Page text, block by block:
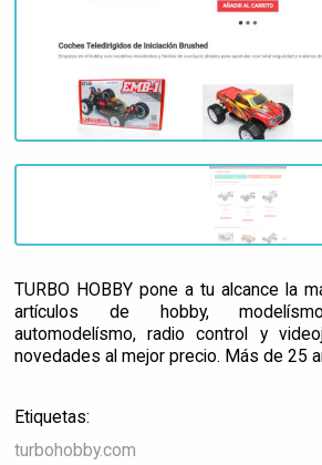
TURBO HOBBY pone a tu alcance la
artículos de hobby,
automodelísmo, radio control y
novedades al mejor precio. Más de 25
Etiquetas:
turbohobby.com